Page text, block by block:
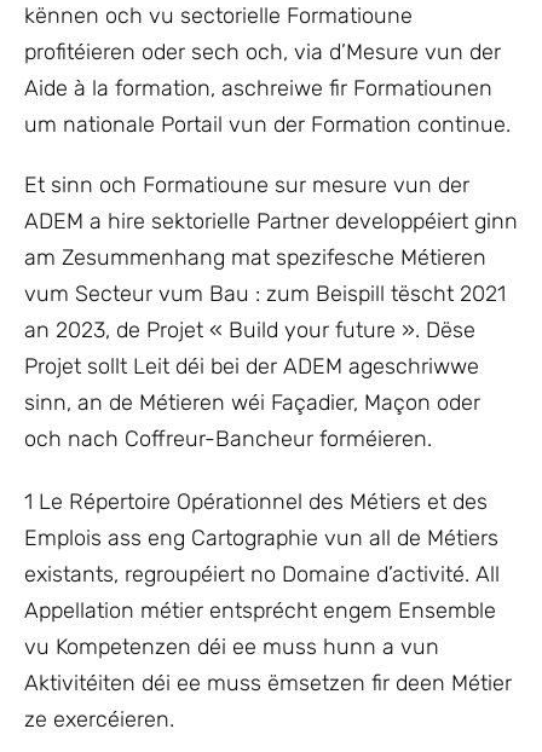
kënnen och vu sectorielle Formatioune
profitéieren oder sech och, via d’Mesure vun der
Aide à la formation, aschreiwe fir Formatiounen
um nationale Portail vun der Formation continue.
Et sinn och Formatioune sur mesure vun der
ADEM a hire sektorielle Partner developpéiert ginn
am Zesummenhang mat spezifesche Métieren
vum Secteur vum Bau : zum Beispill tëscht 2021
an 2023, de Projet « Build your future ». Dëse
Projet sollt Leit déi bei der ADEM ageschriwwe
sinn, an de Métieren wéi Façadier, Maçon oder
och nach Coffreur-Bancheur forméieren.
1 Le Répertoire Opérationnel des Métiers et des
Emplois ass eng Cartographie vun all de Métiers
existants, regroupéiert no Domaine d’activité. All
Appellation métier entsprécht engem Ensemble
vu Kompetenzen déi ee muss hunn a vun
Aktivitéiten déi ee muss ëmsetzen fir deen Métier
ze exercéieren.